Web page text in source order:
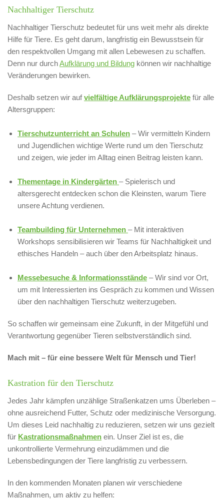
Nachhaltiger Tierschutz
Nachhaltiger Tierschutz bedeutet für uns weit mehr als direkte
Hilfe für Tiere. Es geht darum, langfristig ein Bewusstsein für
den respektvollen Umgang mit allen Lebewesen zu schaffen.
Denn nur durchAufklärung und Bildung können wir nachhaltige
Veränderungen bewirken.
Deshalb setzen wir aufvielfältige Aufklärungsprojekte für alle
Altersgruppen:
Tierschutzunterricht an Schulen – Wir vermitteln Kindern
und Jugendlichen wichtige Werte rund um den Tierschutz
und zeigen, wie jeder im Alltag einen Beitrag leisten kann.
Thementage in Kindergärten – Spielerisch und
altersgerecht entdecken schon die Kleinsten, warum Tiere
unsere Achtung verdienen.
Teambuilding für Unternehmen – Mit interaktiven
Workshops sensibilisieren wir Teams für Nachhaltigkeit und
ethisches Handeln – auch über den Arbeitsplatz hinaus.
Messebesuche & Informationsstände – Wir sind vor Ort,
um mit Interessierten ins Gespräch zu kommen und Wissen
über den nachhaltigen Tierschutz weiterzugeben.
So schaffen wir gemeinsam eine Zukunft, in der Mitgefühl und
Verantwortung gegenüber Tieren selbstverständlich sind.
Mach mit – für eine bessere Welt für Mensch und Tier!
Kastration für den Tierschutz
Jedes Jahr kämpfen unzählige Straßenkatzen ums Überleben –
ohne ausreichend Futter, Schutz oder medizinische Versorgung.
Um dieses Leid nachhaltig zu reduzieren, setzen wir uns gezielt
für Kastrationsmaßnahmen ein. Unser Ziel ist es, die
unkontrollierte Vermehrung einzudämmen und die
Lebensbedingungen der Tiere langfristig zu verbessern.
In den kommenden Monaten planen wir verschiedene
Maßnahmen, um aktiv zu helfen: